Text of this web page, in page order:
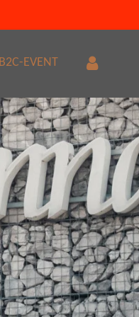
B2C-EVENT